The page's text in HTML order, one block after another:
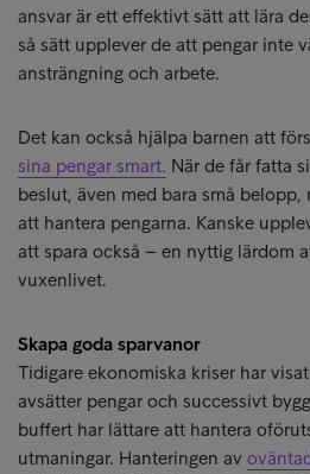
ansvar är ett effektivt sätt att lära
så sätt upplever de att pengar inte
ansträngning och arbete.
Det kan också hjälpa barnen att
sina pengar smart. När de får fatta
beslut, även med bara små
att hantera pengarna. Kanske
att spara också – en nyttig lärdom
vuxenlivet.
Skapa goda sparvanor
Tidigare ekonomiska kriser har
avsätter pengar och successivt
buffert har lättare att hantera
utmaningar. Hanteringen av